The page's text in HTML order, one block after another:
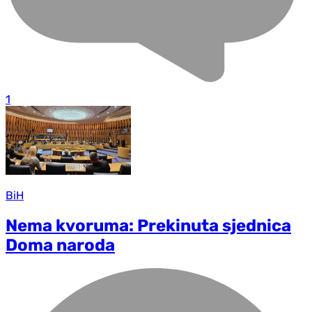
1
BiH
Nema kvoruma: Prekinuta sjednica
Doma naroda